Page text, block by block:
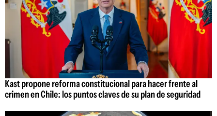
Kast propone reforma constitucional para hacer frente al
crimen en Chile: los puntos claves de su plan de seguridad